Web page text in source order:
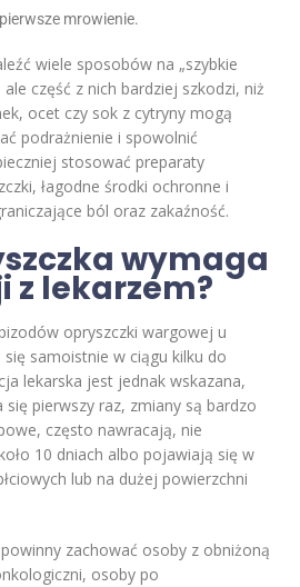
mrowienie.
wiele sposobów na „szybkie
część z nich bardziej szkodzi, niż
ocet czy sok z cytryny mogą
podrażnienie i spowolnić
stosować preparaty
łagodne środki ochronne i
ból oraz zakaźność.
wymaga
z lekarzem?
opryszczki wargowej u
samoistnie w ciągu kilku do
lekarska jest jednak wskazana,
pierwszy raz, zmiany są bardzo
często nawracają, nie
10 dniach albo pojawiają się w
lub na dużej powierzchni
zachować osoby z obniżoną
osoby po